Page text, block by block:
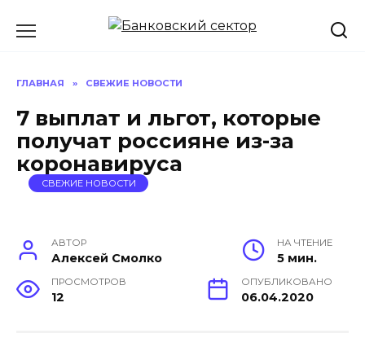
ГЛАВНАЯ » СВЕЖИЕ НОВОСТИ
7 выплат и льгот, которые
получат россияне из-за
коронавируса
СВЕЖИЕ НОВОСТИ
АВТОР
Алексей Смолко
НА ЧТЕНИЕ
5 мин.
ПРОСМОТРОВ
12
ОПУБЛИКОВАНО
06.04.2020